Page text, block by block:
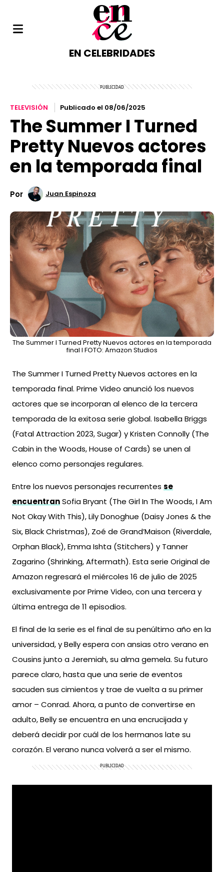
EN CELEBRIDADES
TELEVISIÓN Publicado el 08/06/2025
The Summer I Turned
Pretty Nuevos actores
en la temporada final
Por Juan Espinoza
The Summer I Turned Pretty Nuevos actores en la temporada
final l FOTO: Amazon Studios
The Summer I Turned Pretty Nuevos actores en la
temporada final. Prime Video anunció los nuevos
actores que se incorporan al elenco de la tercera
temporada de la exitosa serie global. Isabella Briggs
(Fatal Attraction 2023, Sugar) y Kristen Connolly (The
Cabin in the Woods, House of Cards) se unen al
elenco como personajes regulares.
Entre los nuevos personajes recurrentes se
encuentranSofia Bryant (The Girl In The Woods, I Am
Not Okay With This), Lily Donoghue (Daisy Jones & the
Six, Black Christmas), Zoé de Grand’Maison (Riverdale,
Orphan Black), Emma Ishta (Stitchers) y Tanner
Zagarino (Shrinking, Aftermath). Esta serie Original de
Amazon regresará el miércoles 16 de julio de 2025
exclusivamente por Prime Video, con una tercera y
última entrega de 11 episodios.
El final de la serie es el final de su penúltimo año en la
universidad, y Belly espera con ansias otro verano en
Cousins junto a Jeremiah, su alma gemela. Su futuro
parece claro, hasta que una serie de eventos
sacuden sus cimientos y trae de vuelta a su primer
amor – Conrad. Ahora, a punto de convertirse en
adulto, Belly se encuentra en una encrucijada y
deberá decidir por cuál de los hermanos late su
corazón. El verano nunca volverá a ser el mismo.